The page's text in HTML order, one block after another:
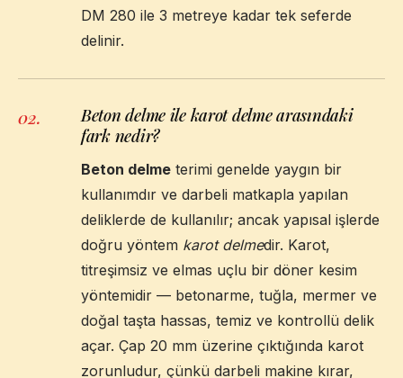
DM 280 ile 3 metreye kadar tek seferde
delinir.
02.
Beton delme ile karot delme arasındaki
fark nedir?
Beton delme terimi genelde yaygın bir
kullanımdır ve darbeli matkapla yapılan
deliklerde de kullanılır; ancak yapısal işlerde
doğru yöntem karot delmedir. Karot,
titreşimsiz ve elmas uçlu bir döner kesim
yöntemidir — betonarme, tuğla, mermer ve
doğal taşta hassas, temiz ve kontrollü delik
açar. Çap 20 mm üzerine çıktığında karot
zorunludur, çünkü darbeli makine kırar,